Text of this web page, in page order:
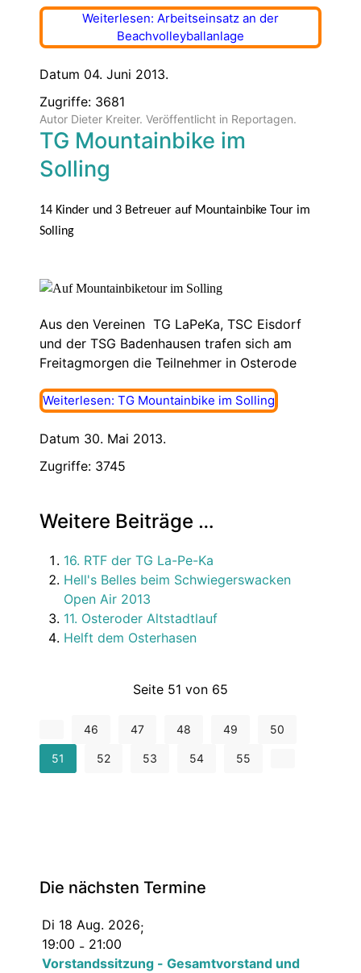
Weiterlesen: Arbeitseinsatz an der
Beachvolleyballanlage
Datum 04. Juni 2013.
Zugriffe: 3681
Autor Dieter Kreiter. Veröffentlicht in Reportagen.
TG Mountainbike im
Solling
14 Kinder und 3 Betreuer auf Mountainbike Tour im
Solling
Aus den Vereinen TG LaPeKa, TSC Eisdorf
und der TSG Badenhausen trafen sich am
Freitagmorgen die Teilnehmer in Osterode
Weiterlesen: TG Mountainbike im Solling
Datum 30. Mai 2013.
Zugriffe: 3745
Weitere Beiträge …
16. RTF der TG La-Pe-Ka
Hell's Belles beim Schwiegerswacken
Open Air 2013
11. Osteroder Altstadtlauf
Helft dem Osterhasen
Seite 51 von 65
46 47 48 49 50
51 52 53 54 55
Die nächsten Termine
Di 18 Aug. 2026;
19:00 - 21:00
Vorstandssitzung - Gesamtvorstand und